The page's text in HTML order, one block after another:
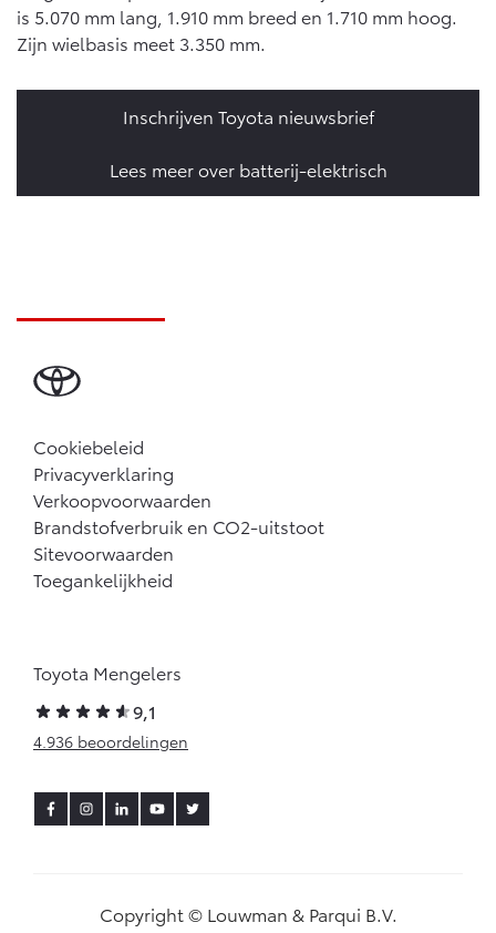
is 5.070 mm lang, 1.910 mm breed en 1.710 mm hoog.
Zijn wielbasis meet 3.350 mm.
Inschrijven Toyota nieuwsbrief
Lees meer over batterij-elektrisch
Cookiebeleid
Privacyverklaring
Verkoopvoorwaarden
Brandstofverbruik en CO2-uitstoot
Sitevoorwaarden
Toegankelijkheid
Toyota Mengelers
9,1
4.936 beoordelingen
Copyright © Louwman & Parqui B.V.